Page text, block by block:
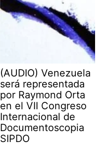
(AUDIO) Venezuela
será representada
por Raymond Orta
en el VII Congreso
Internacional de
Documentoscopia
SIPDO